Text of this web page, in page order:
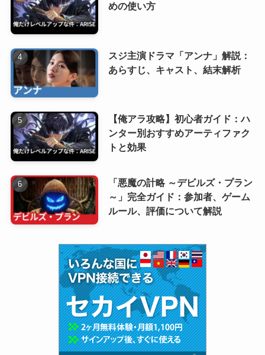
めの使い方
スジ主演ドラマ「アンナ」解説：
あらすじ、キャスト、結末解析
【俺アラ攻略】初心者ガイド：ハ
ンター別おすすめアーティファク
トと効果
「悪魔の計略 ～デビルズ・プラン
～」完全ガイド：参加者、ゲーム
ルール、評価について解説